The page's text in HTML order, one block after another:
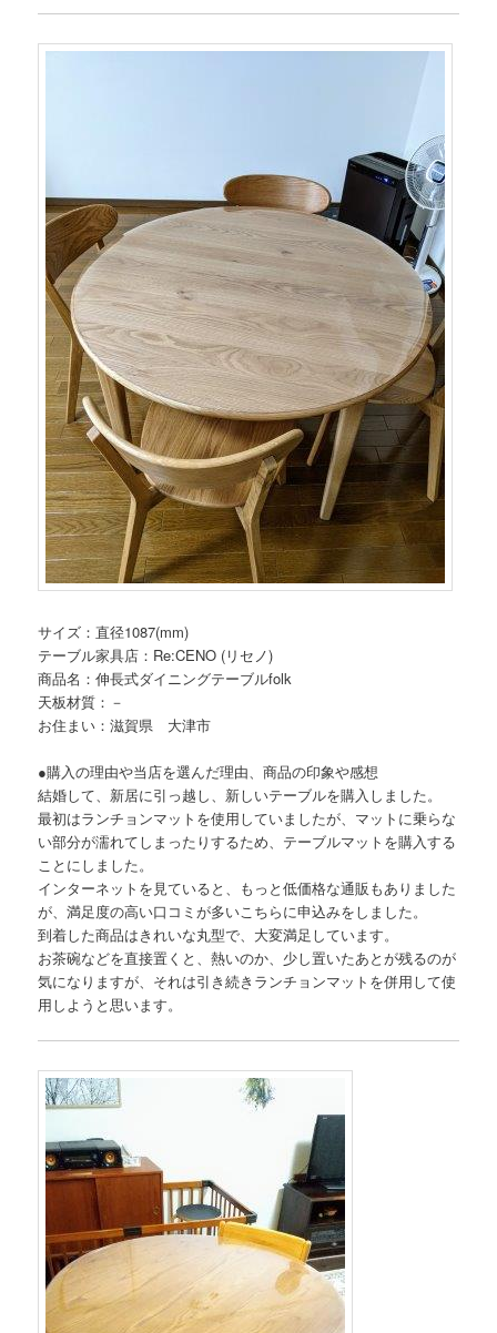
サイズ：直径1087(mm)
テーブル家具店：Re:CENO (リセノ)
商品名：伸長式ダイニングテーブルfolk
天板材質：－
お住まい：滋賀県 大津市
●購入の理由や当店を選んだ理由、商品の印象や感想
結婚して、新居に引っ越し、新しいテーブルを購入しました。
最初はランチョンマットを使用していましたが、マットに乗らな
い部分が濡れてしまったりするため、テーブルマットを購入する
ことにしました。
インターネットを見ていると、もっと低価格な通販もありました
が、満足度の高い口コミが多いこちらに申込みをしました。
到着した商品はきれいな丸型で、大変満足しています。
お茶碗などを直接置くと、熱いのか、少し置いたあとが残るのが
気になりますが、それは引き続きランチョンマットを併用して使
用しようと思います。